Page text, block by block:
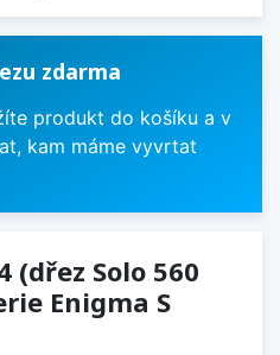
zdarma
produkt do košíku a v
kam máme vyvrtat
(dřez Solo 560
Enigma S